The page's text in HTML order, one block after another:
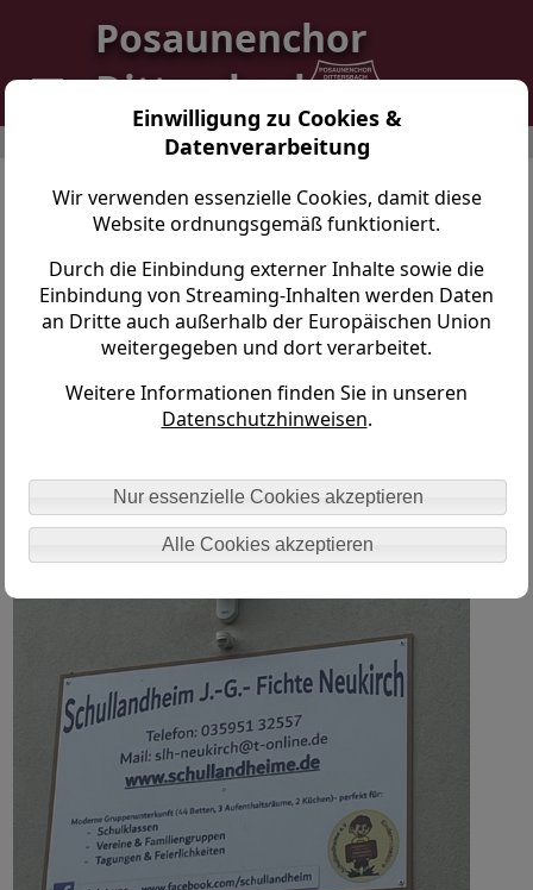
Einwilligung zu Cookies &
Datenverarbeitung
Wir verwenden essenzielle Cookies, damit diese
Website ordnungsgemäß funktioniert.
Durch die Einbindung externer Inhalte sowie die
Einbindung von Streaming-Inhalten werden Daten
an Dritte auch außerhalb der Europäischen Union
weitergegeben und dort verarbeitet.
Weitere Informationen finden Sie in unseren
Datenschutzhinweisen.
Nur essenzielle Cookies akzeptieren
Alle Cookies akzeptieren
Posaunenchor
Dittersbach
Posaunenchor Dittersbach > Blick zurück > Bläser-Wochenende Neukirch/Sa.
Unser Bläser-Wochenende 2022 in
Neukirch/Sa.